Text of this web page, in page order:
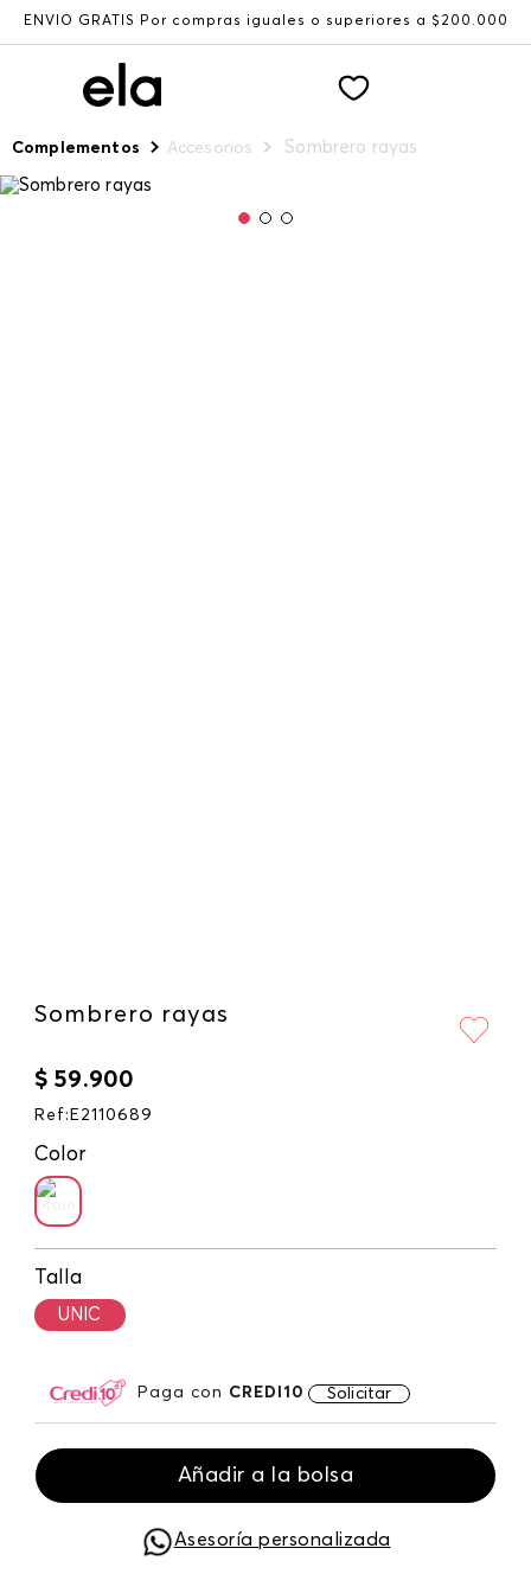
ENVÍO GRATIS Por compras iguales o superiores a $200.000
Complementos Accesorios Sombrero rayas
Sombrero rayas
$ 59.900
Ref : E2110689
Color
Talla
UNIC
Paga con CREDI10 Solicitar
Añadir a la bolsa
Asesoría personalizada